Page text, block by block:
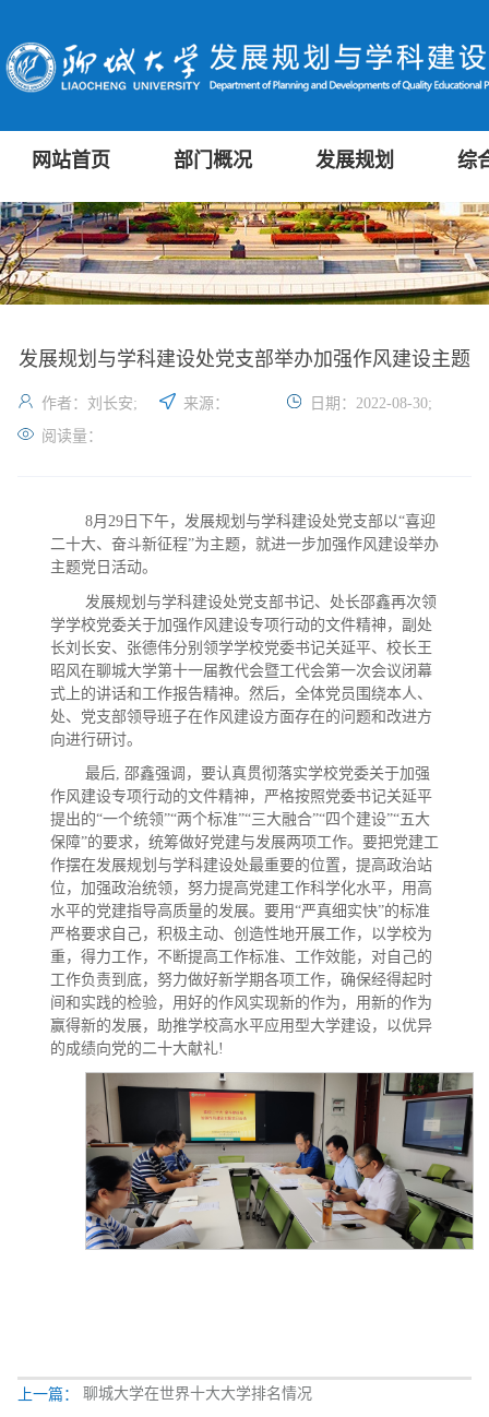
网站首页 部门概况 发展规划 综
发展规划与学科建设处党支部举办加强作风建设主题
党日活动
作者：刘长安; 来源：
日期：2022-08-30;
阅读量：
8月29日下午，发展规划与学科建设处党支部以“喜迎
二十大、奋斗新征程”为主题，就进一步加强作风建设举办
主题党日活动。
发展规划与学科建设处党支部书记、处长邵鑫再次领
学学校党委关于加强作风建设专项行动的文件精神，副处
长刘长安、张德伟分别领学学校党委书记关延平、校长王
昭风在聊城大学第十一届教代会暨工代会第一次会议闭幕
式上的讲话和工作报告精神。然后，全体党员围绕本人、
处、党支部领导班子在作风建设方面存在的问题和改进方
向进行研讨。
最后, 邵鑫强调，要认真贯彻落实学校党委关于加强
作风建设专项行动的文件精神，严格按照党委书记关延平
提出的“一个统领”“两个标准”“三大融合”“四个建设”“五大
保障”的要求，统筹做好党建与发展两项工作。要把党建工
作摆在发展规划与学科建设处最重要的位置，提高政治站
位，加强政治统领，努力提高党建工作科学化水平，用高
水平的党建指导高质量的发展。要用“严真细实快”的标准
严格要求自己，积极主动、创造性地开展工作，以学校为
重，得力工作，不断提高工作标准、工作效能，对自己的
工作负责到底，努力做好新学期各项工作，确保经得起时
间和实践的检验，用好的作风实现新的作为，用新的作为
赢得新的发展，助推学校高水平应用型大学建设，以优异
的成绩向党的二十大献礼!
上一篇： 聊城大学在世界十大大学排名情况